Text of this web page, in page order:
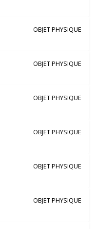
OBJET PHYSIQUE
OBJET PHYSIQUE
OBJET PHYSIQUE
OBJET PHYSIQUE
OBJET PHYSIQUE
OBJET PHYSIQUE